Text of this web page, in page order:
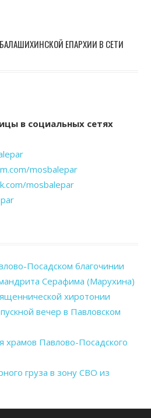
ЕПАРХИИ В СЕТИ
в социальных сетях
mosbalepar
mosbalepar
Посадском благочинии
Серафима (Марухина)
хиротонии
вечер в Павловском
храмов Павлово-Посадского
груза в зону СВО из